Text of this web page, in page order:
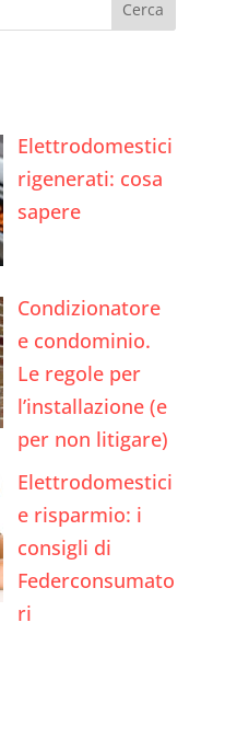
Elettrodomestici
rigenerati: cosa
sapere
Condizionatore
e condominio.
Le regole per
l’installazione (e
per non litigare)
Elettrodomestici
e risparmio: i
consigli di
Federconsumato
ri